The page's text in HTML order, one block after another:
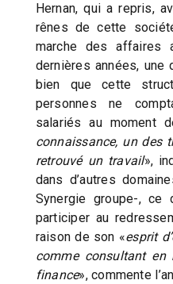
Hernan, qui a repris,
rênes de cette
marche des affaires
dernières années, une
bien que cette
personnes ne
salariés au moment
connaissance, un des
retrouvé un travail»,
dans d’autres
Synergie groupe-, ce
participer au
raison de son «esprit
comme consultant
finance», commente